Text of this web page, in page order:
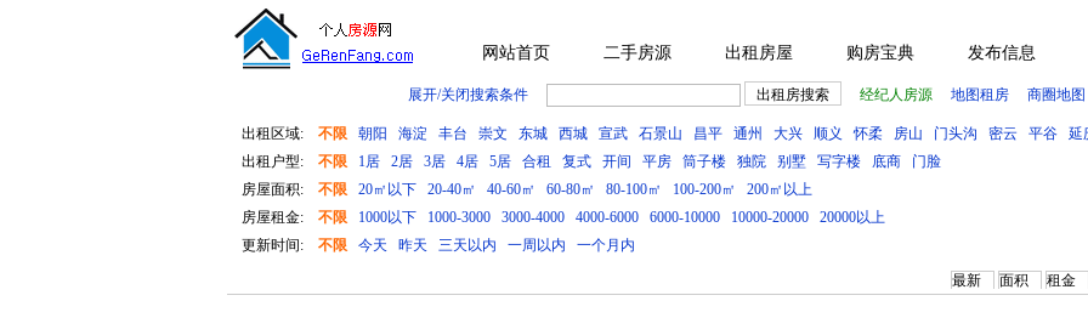
网站首页 二手房源 出租房屋 购房宝典 发布信息
展开/关闭搜索条件 经纪人房源 地图租房 商圈地图
出租区域: 不限 朝阳 海淀 丰台 崇文 东城 西城 宣武 石景山 昌平 通州 大兴 顺义 怀柔 房山 门头沟 密云 平谷 延
出租户型:
不限 1居 2居 3居 4居 5居 合租 复式 开间 平房 筒子楼 独院 别墅 写字楼 底商
门脸
房屋面积:
不限 20㎡以下 20-40㎡ 40-60㎡ 60-80㎡ 80-100㎡ 100-200㎡
200㎡以上
房屋租金:
不限 1000以下 1000-3000 3000-4000 4000-6000 6000-10000 10000-20000
20000以上
更新时间:
不限 今天 昨天 三天以内 一周以内 一个月内
最新 面积 租金